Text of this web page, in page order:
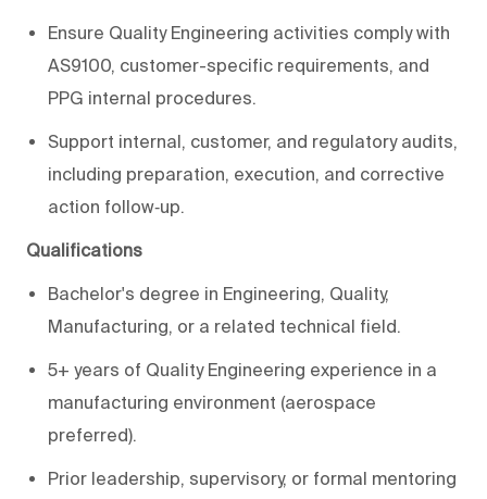
Ensure Quality Engineering activities comply with
AS9100, customer-specific requirements, and
PPG internal procedures.
Support internal, customer, and regulatory audits,
including preparation, execution, and corrective
action follow‑up.
Qualifications
Bachelor's degree in Engineering, Quality,
Manufacturing, or a related technical field.
5+ years of Quality Engineering experience in a
manufacturing environment (aerospace
preferred).
Prior leadership, supervisory, or formal mentoring